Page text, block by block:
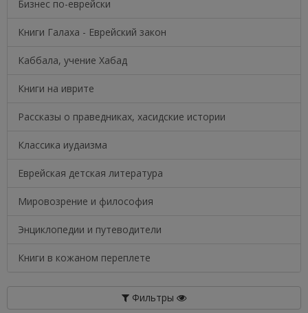
Бизнес по-еврейски
Книги Галаха - Еврейский закон
Каббала, учение Хабад
Книги на иврите
Рассказы о праведниках, хасидские истории
Классика иудаизма
Еврейская детская литература
Мировозрение и философия
Энциклопедии и путеводители
Книги в кожаном переплете
Фильтры